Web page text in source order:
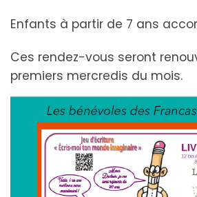
Enfants à partir de 7 ans
Ces rendez-vous seront
premiers mercredis du mois.